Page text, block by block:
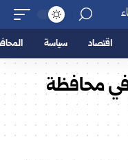
اقتصاد سياسة
في محافظة